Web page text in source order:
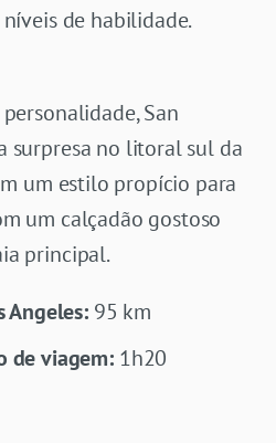
de habilidade.
San
surpresa no litoral sul da
um estilo propício para
um calçadão gostoso
principal.
Angeles: 95 km
de viagem: 1h20